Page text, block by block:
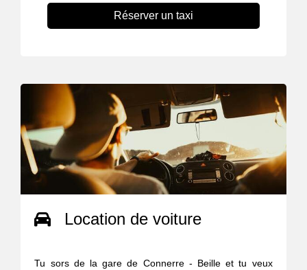
Réserver un taxi
Location de voiture
Tu sors de la gare de Connerre - Beille et tu veux